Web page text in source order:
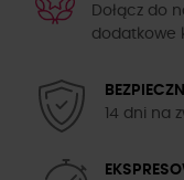
Dołącz do
dodatkowe
14 dni na